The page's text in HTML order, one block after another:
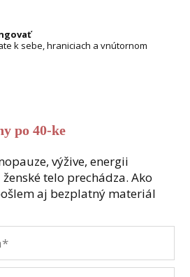
k sebe, hraniciach a vnútornom
po 40-ke
výžive, energii
telo prechádza. Ako
aj bezplatný materiál